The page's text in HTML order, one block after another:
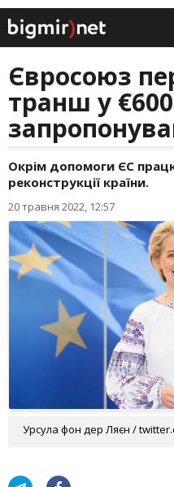
Євросоюз
транш у
Окрім допомоги ЄС
реконструкції країни.
20 травня 2022, 12:57
Урсула фон дер Ляєн /